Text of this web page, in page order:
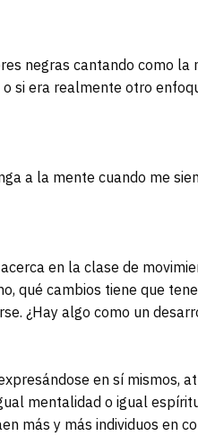
negras cantando como la
si era realmente otro
a la mente cuando me
en la clase de
qué cambios tiene que
¿Hay algo como un
en sí mismos,
mentalidad o igual
más y más individuos en